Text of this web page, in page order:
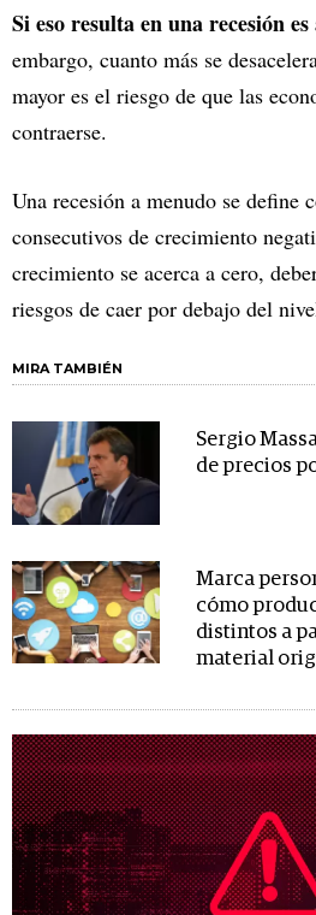
Si eso resulta en una recesión
embargo, cuanto más se
mayor es el riesgo de que las
contraerse.
Una recesión a menudo se define
consecutivos de crecimiento
crecimiento se acerca a cero,
riesgos de caer por debajo del
MIRA TAMBIÉN
Sergio
de precios
Marca
cómo
distintos a
material